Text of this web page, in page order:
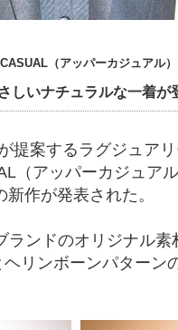
（アッパーカジュアル
しいナチュラルな一着が
案するラグジュア
（アッパーカジュア
作が発表された。
ンドのオリジナル素
リンボーンパターン